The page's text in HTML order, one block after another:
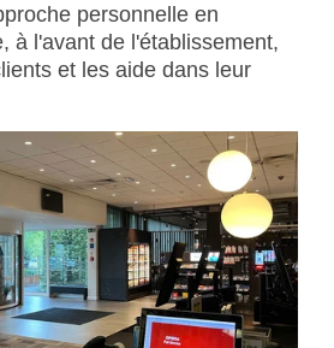
personnelle en
à l'avant de l'établissement,
et les aide dans leur